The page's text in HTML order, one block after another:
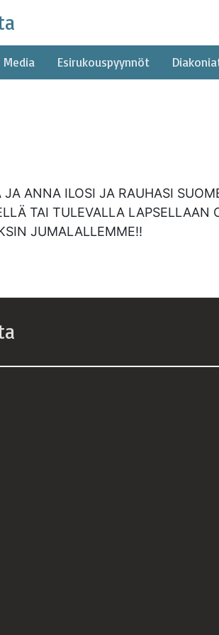
Media Esirukouspyynnöt
ANNA ILOSI JA RAUHASI
TAI TULEVALLA LAPSELLAAN
JUMALALLEMME!!